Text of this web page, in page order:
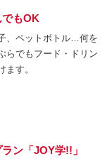
でもOK
、ペットボトル…何を
らでもフード・ドリン
ます。
ン「JOY学!!」